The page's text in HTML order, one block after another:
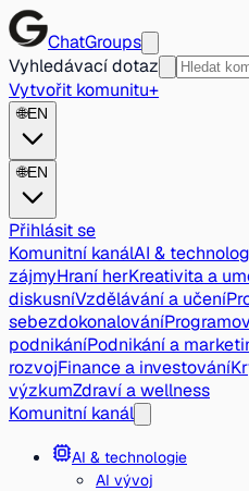
ChatGroups
Vyhledávací dotaz
Vytvořit komunitu+
🌐EN
🌐EN
Přihlásit se
Komunitní kanálAI &
zájmyHraní herKreativita a
diskusníVzdělávání a učení
sebezdokonalování
podnikáníPodnikání a
rozvojFinance a investování
výzkumZdraví a wellness
Komunitní kanál
AI & technologie
AI vývoj